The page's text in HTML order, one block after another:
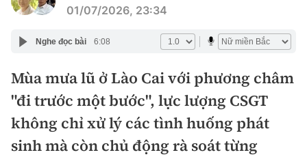
Chính trị
Xã hội
Xây dựng
Chỉ đạo điều hành
Giao thông
01/07/2026, 23:34
Nghe đọc bài 6:08
Mùa mưa lũ ở Lào Cai với phương châm
"đi trước một bước", lực lượng CSGT
không chỉ xử lý các tình huống phát
sinh mà còn chủ động rà soát từng